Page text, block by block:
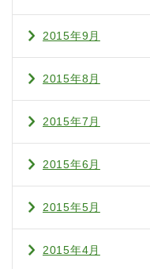
2015年9月
2015年8月
2015年7月
2015年6月
2015年5月
2015年4月